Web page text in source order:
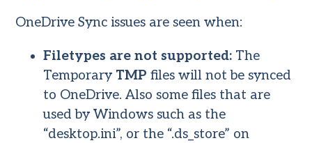
OneDrive Sync issues are seen when:
Filetypes are not supported: The
Temporary TMP files will not be synced
to OneDrive. Also some files that are
used by Windows such as the
“desktop.ini”, or the “.ds_store” on